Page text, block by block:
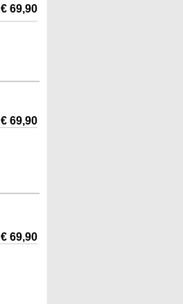
€ 69,90
€ 69,90
€ 69,90